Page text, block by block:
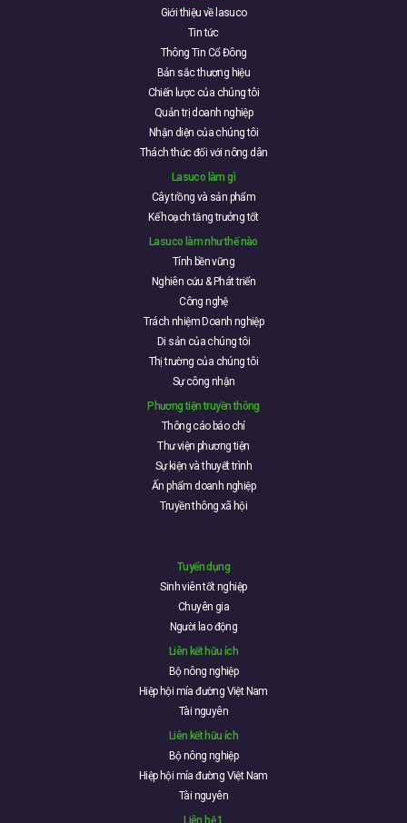
Giới thiệu về lasuco
Tin tức
Thông Tin Cổ Đông
Bản sắc thương hiệu
Chiến lược của chúng tôi
Quản trị doanh nghiệp
Nhận diện của chúng tôi
Thách thức đối với nông dân
Lasuco làm gì
Cây trồng và sản phẩm
Kế hoạch tăng trưởng tốt
Lasuco làm như thế nào
Tính bền vững
Nghiên cứu & Phát triển
Công nghệ
Trách nhiệm Doanh nghiệp
Di sản của chúng tôi
Thị trường của chúng tôi
Sự công nhận
Phương tiện truyền thông
Thông cáo báo chí
Thư viện phương tiện
Sự kiện và thuyết trình
Ấn phẩm doanh nghiệp
Truyền thông xã hội
Tuyển dụng
Sinh viên tốt nghiệp
Chuyên gia
Người lao động
Liên kết hữu ích
Bộ nông nghiệp
Hiệp hội mía đường Việt Nam
Tài nguyên
Liên kết hữu ích
Bộ nông nghiệp
Hiệp hội mía đường Việt Nam
Tài nguyên
Liên hệ 1